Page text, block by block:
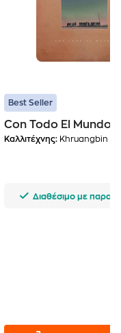
Best Seller
Con Todo El Mundo
Καλλιτέχνης: Khruangbin
Διαθέσιμο με